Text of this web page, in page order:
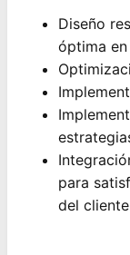
Diseño
óptima
para
del cliente